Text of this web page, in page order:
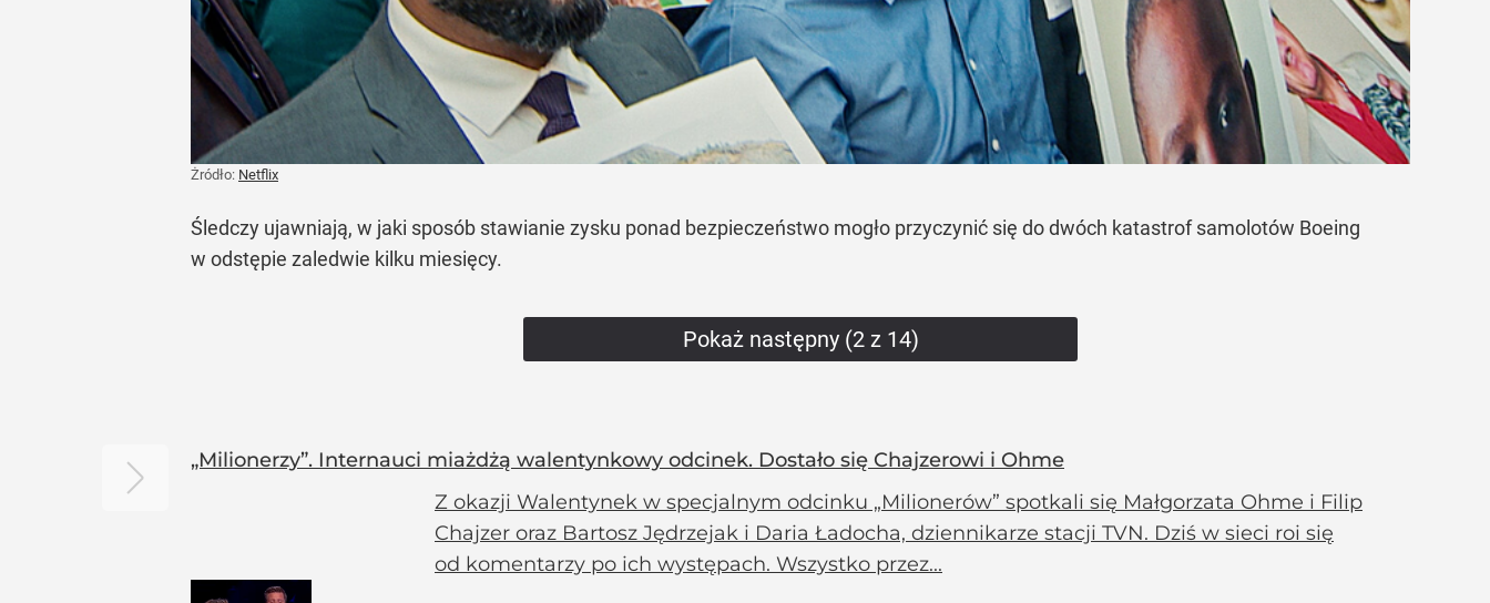
Żródło: Netflix
Śledczy ujawniają, w jaki sposób stawianie zysku ponad bezpieczeństwo mogło przyczynić się do dwóch katastrof samolotów Boeing
w odstępie zaledwie kilku miesięcy.
Pokaż następny (2 z 14)
„Milionerzy”. Internauci miażdżą walentynkowy odcinek. Dostało się Chajzerowi i Ohme
Z okazji Walentynek w specjalnym odcinku „Milionerów” spotkali się Małgorzata Ohme i Filip
Chajzer oraz Bartosz Jędrzejak i Daria Ładocha, dziennikarze stacji TVN. Dziś w sieci roi się
od komentarzy po ich występach. Wszystko przez...